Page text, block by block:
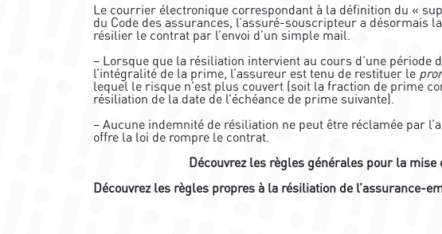
Le courrier électronique correspondant à la définition du «
du Code des assurances, l’assuré-souscripteur a désormais
résilier le contrat par l’envoi d’un simple mail.
– Lorsque que la résiliation intervient au cours d’une période
l’intégralité de la prime, l’assureur est tenu de restituer le
lequel le risque n’est plus couvert (soit la fraction de prime
résiliation de la date de l’échéance de prime suivante).
– Aucune indemnité de résiliation ne peut être réclamée par
offre la loi de rompre le contrat.
Découvrez les règles générales pour la mise
Découvrez les règles propres à la résiliation de l’assurance-